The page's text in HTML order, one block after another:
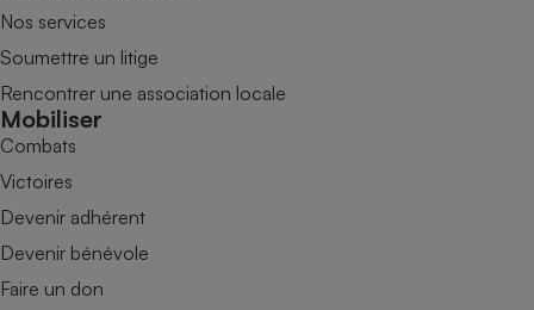
Nos services
Soumettre un litige
Rencontrer une association locale
Mobiliser
Combats
Victoires
Devenir adhérent
Devenir bénévole
Faire un don